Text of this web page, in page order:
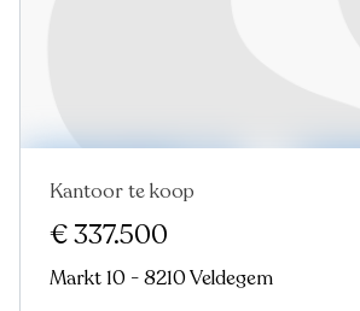
In optie
Kantoor te koop
€ 337.500
Markt 10 - 8210 Veldegem